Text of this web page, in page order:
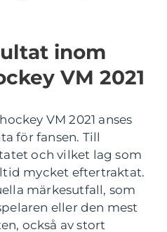
inom
VM 2021
VM 2021 anses
för fansen. Till
och vilket lag som
mycket eftertraktat.
märkesutfall, som
eller den mest
också av stort